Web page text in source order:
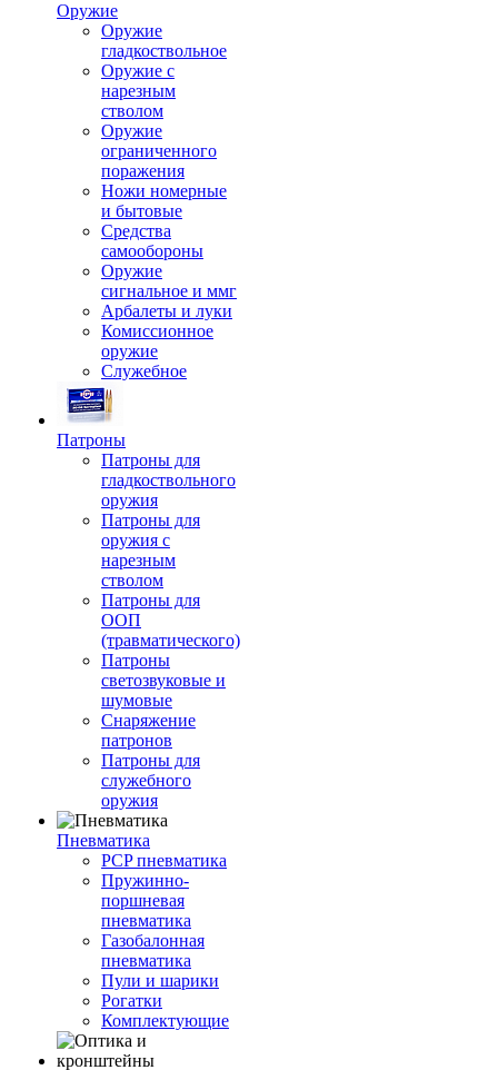
Оружие
Оружие
гладкоствольное
Оружие с
нарезным
стволом
Оружие
ограниченного
поражения
Ножи номерные
и бытовые
Средства
самообороны
Оружие
сигнальное и ммг
Арбалеты и луки
Комиссионное
оружие
Служебное
Патроны
Патроны для
гладкоствольного
оружия
Патроны для
оружия с
нарезным
стволом
Патроны для
ООП
(травматического)
Патроны
светозвуковые и
шумовые
Снаряжение
патронов
Патроны для
служебного
оружия
Пневматика
PCP пневматика
Пружинно-
поршневая
пневматика
Газобалонная
пневматика
Пули и шарики
Рогатки
Комплектующие